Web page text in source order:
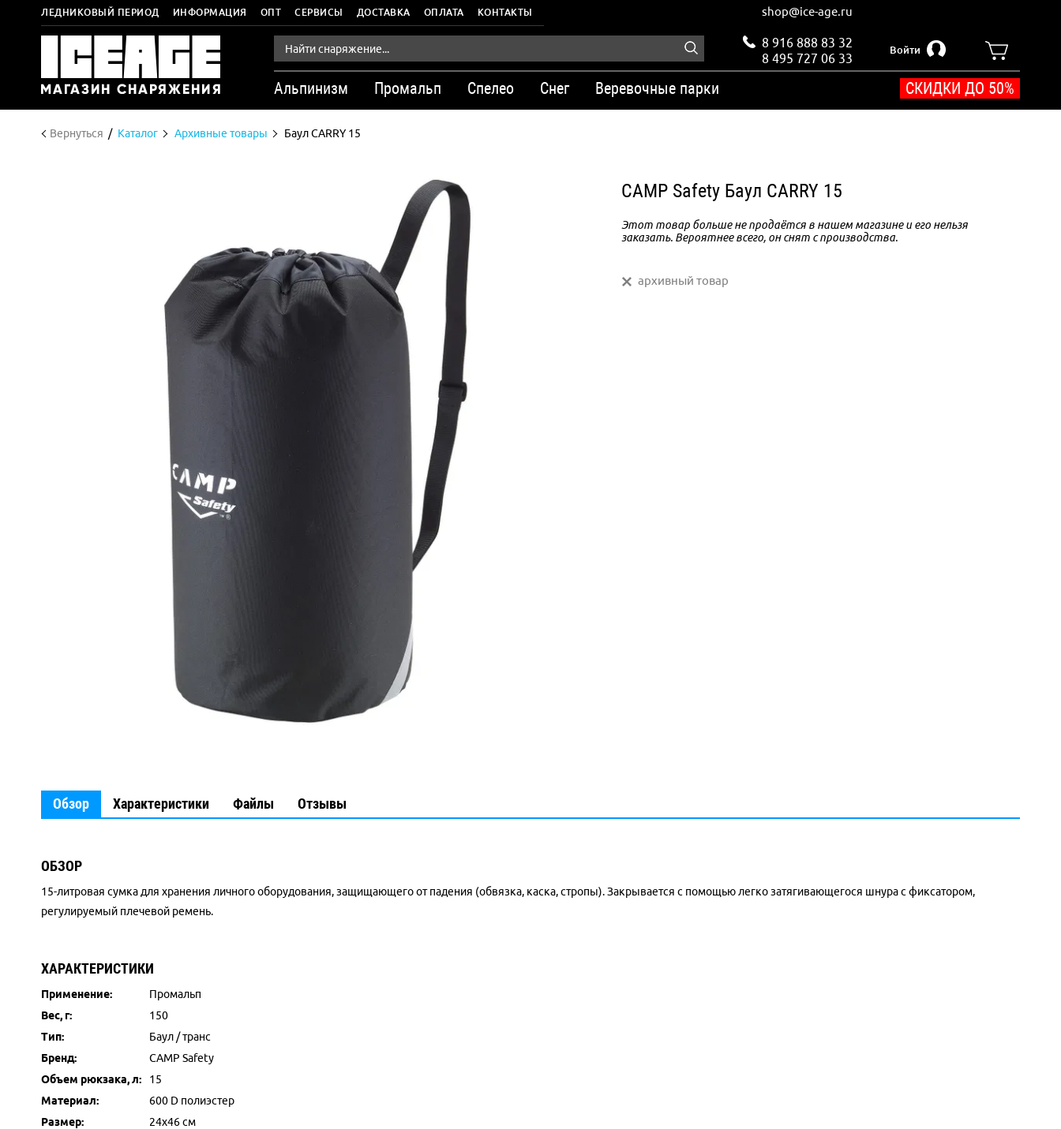
ЛЕДНИКОВЫЙ ПЕРИОД ИНФОРМАЦИЯ ОПТ СЕРВИСЫ ДОСТАВКА ОПЛАТА КОНТАКТЫ shop@ice-age.ru
8 916 888 83 32
8 495 727 06 33
Войти
Альпинизм Промальп Спелео Снег Веревочные парки СКИДКИ ДО 50%
Вернуться Каталог Архивные товары Баул CARRY 15
CAMP Safety Баул CARRY 15
Этот товар больше не продаётся в нашем магазине и его нельзя
заказать. Вероятнее всего, он снят с производства.
архивный товар
Обзор Характеристики Файлы Отзывы
ОБЗОР
15-литровая сумка для хранения личного оборудования, защищающего от падения (обвязка, каска, стропы). Закрывается с помощью легко затягивающегося шнура с фиксатором,
регулируемый плечевой ремень.
ХАРАКТЕРИСТИКИ
Применение:
Промальп
Вес, г:
150
Тип:
Баул / транс
Бренд:
CAMP Safety
Объем рюкзака, л:
15
Материал:
600 D полиэстер
Размер:
24х46 см